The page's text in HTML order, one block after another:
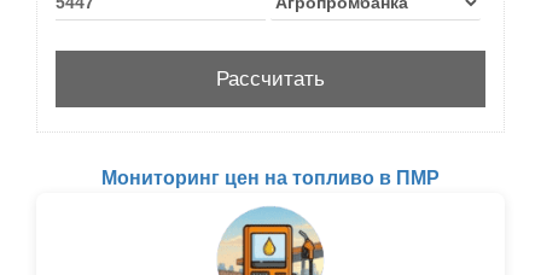
Мониторинг цен на топливо в ПМР